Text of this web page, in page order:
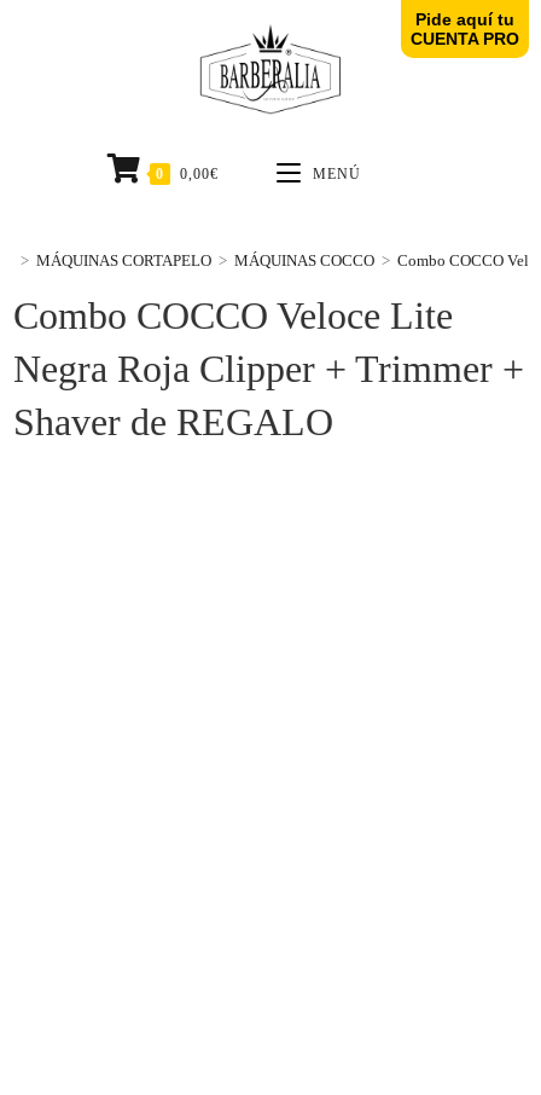
0 0,00€ MENÚ
Combo COCCO Veloce Lite
Negra Roja Clipper + Trimmer +
Shaver de REGALO
> MÁQUINAS CORTAPELO > MÁQUINAS COCCO > Combo COCCO
Pide aquí tu
CUENTA PRO